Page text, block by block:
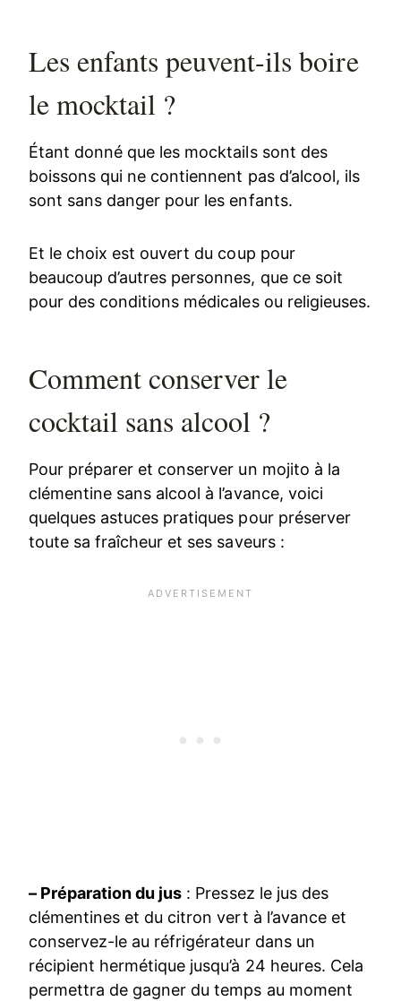
Les enfants peuvent-ils boire
le mocktail ?
Étant donné que les mocktails sont des
boissons qui ne contiennent pas d’alcool, ils
sont sans danger pour les enfants.
Et le choix est ouvert du coup pour
beaucoup d’autres personnes, que ce soit
pour des conditions médicales ou religieuses.
Comment conserver le
cocktail sans alcool ?
Pour préparer et conserver un mojito à la
clémentine sans alcool à l’avance, voici
quelques astuces pratiques pour préserver
toute sa fraîcheur et ses saveurs :
– Préparation du jus : Pressez le jus des
clémentines et du citron vert à l’avance et
conservez-le au réfrigérateur dans un
récipient hermétique jusqu’à 24 heures. Cela
permettra de gagner du temps au moment